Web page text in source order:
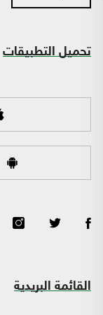
تحميل التطبيقات
القائمة البريدية